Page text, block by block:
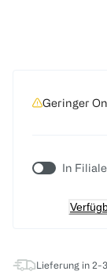
Geringer
In
Lieferung in 2-